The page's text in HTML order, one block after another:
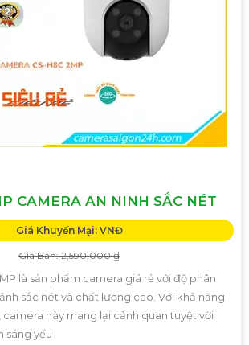
CAMERA AN NINH SẮC NÉT
Giá Khuyến Mại: VNĐ
Giá Bán: 2,590,000 ₫
là sản phẩm camera giá rẻ với độ phân
sắc nét và chất lượng cao. Với khả năng
này mang lại cảnh quan tuyệt vời
sáng yếu